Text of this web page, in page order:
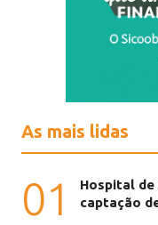
As mais lidas
01
Hospital de
captação